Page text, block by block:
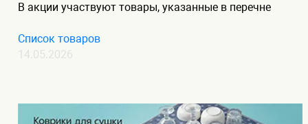
В акции участвуют товары, указанные в перечне
Список товаров
14.05.2026